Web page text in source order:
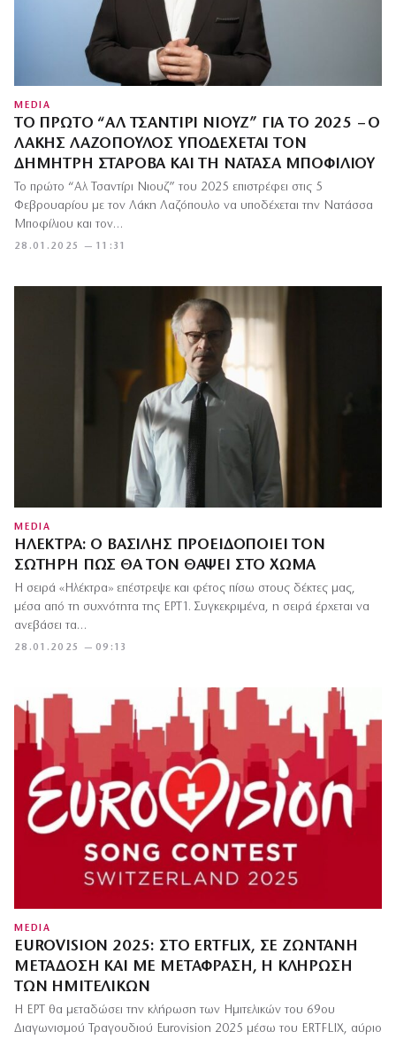
MEDIA
ΤΟ ΠΡΏΤΟ “ΑΛ ΤΣΑΝΤΊΡΙ ΝΙΟΥΖ” ΓΙΑ ΤΟ 2025 – Ο
ΛΆΚΗΣ ΛΑΖΌΠΟΥΛΟΣ ΥΠΟΔΈΧΕΤΑΙ ΤΟΝ
ΔΗΜΉΤΡΗ ΣΤΑΡΌΒΑ ΚΑΙ ΤΗ ΝΑΤΆΣΑ ΜΠΟΦΊΛΙΟΥ
28.01.2025 — 11:31
Το πρώτο “Αλ Τσαντίρι Νιουζ” του 2025 επιστρέφει στις 5
Φεβρουαρίου με τον Λάκη Λαζόπουλο να υποδέχεται την Νατάσσα
Μποφίλιου και τον…
MEDIA
ΗΛΈΚΤΡΑ: Ο ΒΑΣΊΛΗΣ ΠΡΟΕΙΔΟΠΟΙΕΊ ΤΟΝ
ΣΩΤΉΡΗ ΠΩΣ ΘΑ ΤΟΝ ΘΆΨΕΙ ΣΤΟ ΧΏΜΑ
28.01.2025 — 09:13
Η σειρά «Ηλέκτρα» επέστρεψε και φέτος πίσω στους δέκτες μας,
μέσα από τη συχνότητα της ΕΡΤ1. Συγκεκριμένα, η σειρά έρχεται να
ανεβάσει τα…
MEDIA
EUROVISION 2025: ΣΤΟ ERTFLIX, ΣΕ ΖΩΝΤΑΝΉ
ΜΕΤΆΔΟΣΗ ΚΑΙ ΜΕ ΜΕΤΆΦΡΑΣΗ, Η ΚΛΉΡΩΣΗ
ΤΩΝ ΗΜΙΤΕΛΙΚΏΝ
Η ΕΡΤ θα μεταδώσει την κλήρωση των Ημιτελικών του 69ου
Διαγωνισμού Τραγουδιού Eurovision 2025 μέσω του ERTFLIX, αύριο